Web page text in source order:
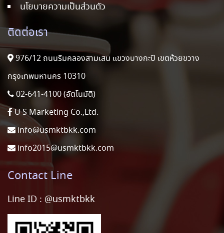
นโยบายความเป็นส่วนตัว
ติดต่อเรา
976/12 ถนนริมคลองสามเสน แขวงบางกะปิ เขตห้วยขวาง
กรุงเทพมหานคร 10310
02-641-4100 (อัตโนมัติ)
U S Marketing Co.,Ltd.
info@usmktbkk.com
info2015@usmktbkk.com
Contact Line
Line ID : @usmktbkk